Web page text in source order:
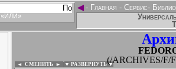
«ИЛИ»
◄- Главная - Сервис-
(/ARCHIVES/F/
◄ СМЕНИТЬ ► ▼ РАЗВЕРНУТЬ ▼